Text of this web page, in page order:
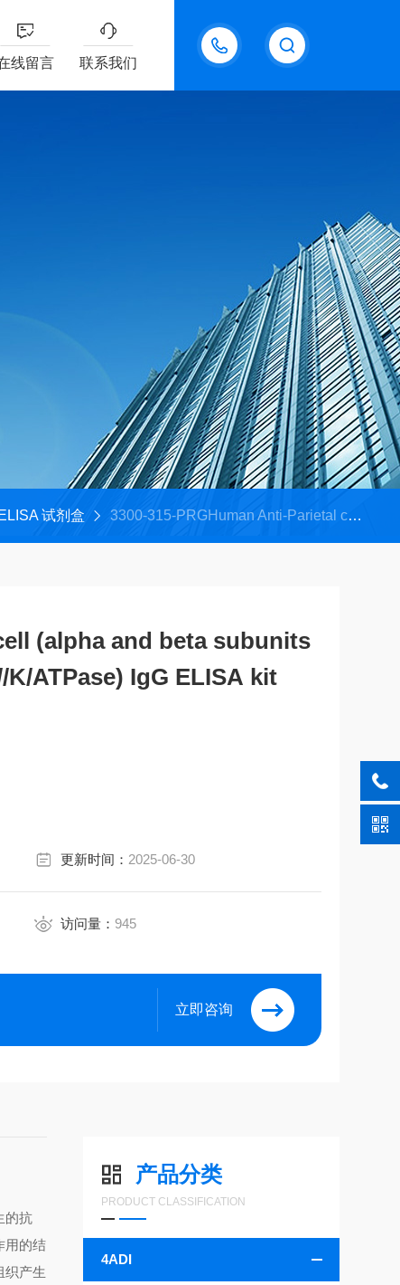
18611095289
线留言 联系我们
ELISA 试剂盒 3300-315-PRGHuman Anti-Parietal cell (alpha and beta subunits of the Parietal Cell (H//K/ATPase) IgG ELISA kit
(alpha and beta subunits
ATPase) IgG ELISA kit
更新时间： 2025-06-30
访问量： 945
立即咨询
产品分类
PRODUCT CLASSIFICATION
4ADI
的抗
用的结
织产生